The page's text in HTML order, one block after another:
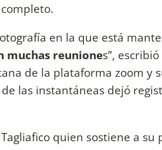
en la que está
muchas reuniones”,
de la plataforma zoom y
las instantáneas dejó
quien sostiene a su